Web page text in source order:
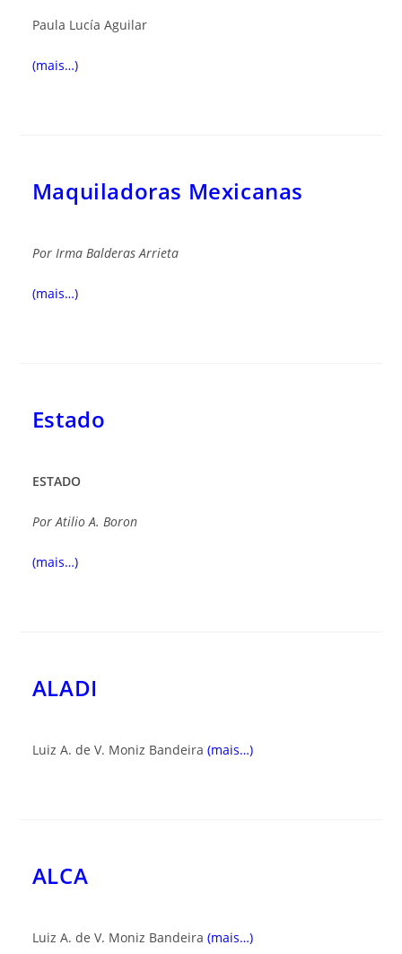
Paula Lucía Aguilar
(mais…)
Maquiladoras Mexicanas
Por Irma Balderas Arrieta
(mais…)
Estado
ESTADO
PorAtilio A. Boron
(mais…)
ALADI
Luiz A. de V. Moniz Bandeira (mais…)
ALCA
Luiz A. de V. Moniz Bandeira (mais…)